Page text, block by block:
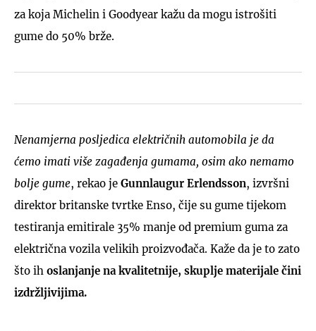
za koja Michelin i Goodyear kažu da mogu istrošiti
gume do 50% brže.
Nenamjerna posljedica električnih automobila je da
ćemo imati više zagađenja gumama, osim ako nemamo
bolje gume, rekao je Gunnlaugur Erlendsson, izvršni
direktor britanske tvrtke Enso, čije su gume tijekom
testiranja emitirale 35% manje od premium guma za
električna vozila velikih proizvođača. Kaže da je to zato
što ih oslanjanje na kvalitetnije, skuplje materijale čini
izdržljivijima.